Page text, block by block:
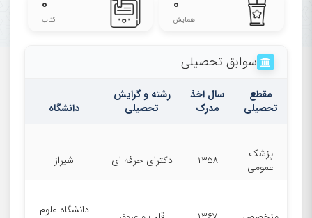
Medical Sciences, Tehran, Iran
۰
همایش
۰
کتاب
سوابق تحصیلی
مقطع
تحصیلی
سال اخذ
مدرک
رشته و گرایش
تحصیلی
دانشگاه
پزشک
عمومی
۱۳۵۸ دکترای حرفه ای شیراز
دانشگاه علوم